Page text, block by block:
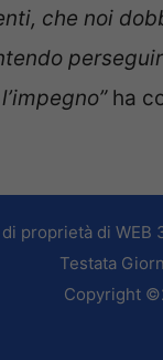
che noi
ha
proprietà di WEB
Testata
Copyright